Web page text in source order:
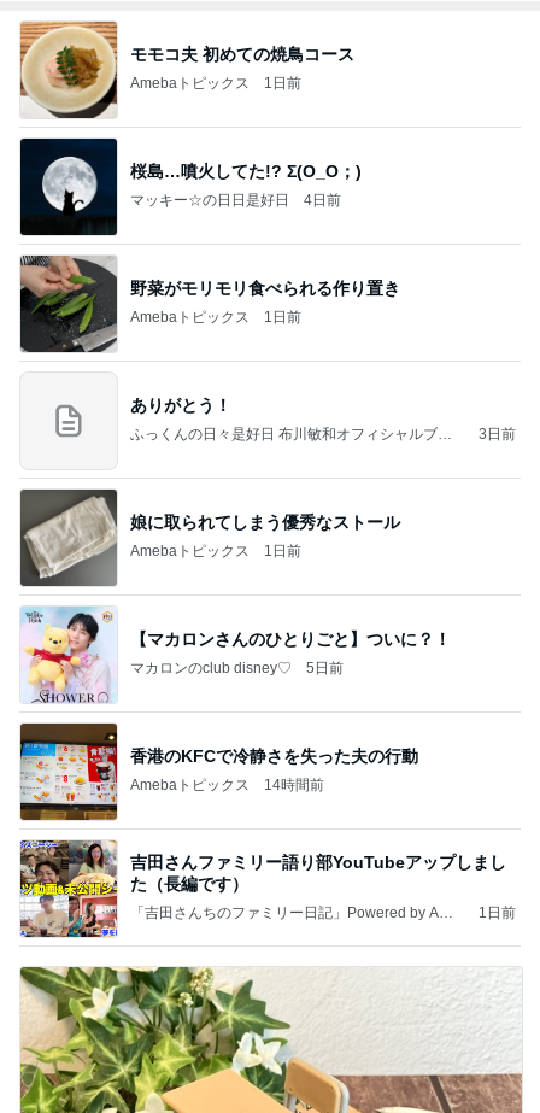
モモコ夫 初めての焼鳥コース
Amebaトピックス 1日前
桜島…噴火してた!? Σ(O_O；)
マッキー☆の日日是好日 4日前
野菜がモリモリ食べられる作り置き
Amebaトピックス 1日前
ありがとう！
ふっくんの日々是好日 布川敏和オフィシャルブロ
3日前
娘に取られてしまう優秀なストール
Amebaトピックス 1日前
【マカロンさんのひとりごと】ついに？！
マカロンのclub disney♡ 5日前
香港のKFCで冷静さを失った夫の行動
Amebaトピックス 14時間前
吉田さんファミリー語り部YouTubeアップしまし
た（長編です）
「吉田さんちのファミリー日記」Powered by Ame
1日前